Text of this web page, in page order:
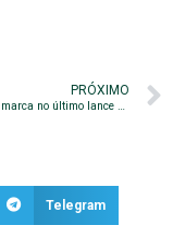
PRÓXIMO
Guarani luta, marca no último lance e vence o Avaí fora de casa
Telegram